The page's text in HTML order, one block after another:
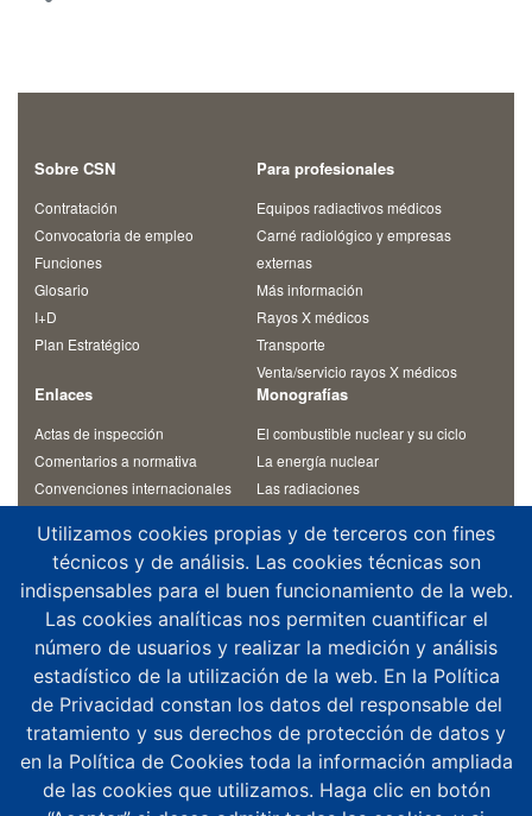
Sobre CSN
Contratación
Convocatoria de empleo
Funciones
Glosario
I+D
Plan Estratégico
Para profesionales
Equipos radiactivos médicos
Carné radiológico y empresas
externas
Más información
Rayos X médicos
Transporte
Venta/servicio rayos X médicos
Enlaces
Actas de inspección
Comentarios a normativa
Convenciones internacionales
Normativa
Revista Alfa
Monografías
El combustible nuclear y su ciclo
La energía nuclear
Las radiaciones
Residuos radiactivos
Temas de interés
Contacto
¿Dónde estamos?
Aplicaciones móviles
Agenda altos cargos
Buzón de consultas
Denuncias y notificaciones
Registro del CSN
Utilizamos cookies propias y de terceros con fines
técnicos y de análisis. Las cookies técnicas son
indispensables para el buen funcionamiento de la web.
Las cookies analíticas nos permiten cuantificar el
número de usuarios y realizar la medición y análisis
estadístico de la utilización de la web. En la Política
de Privacidad constan los datos del responsable del
tratamiento y sus derechos de protección de datos y
en la Política de Cookies toda la información ampliada
de las cookies que utilizamos. Haga clic en botón